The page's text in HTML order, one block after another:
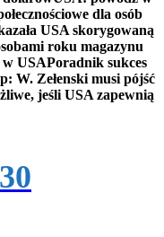
dla osób
USA skorygowaną
roku magazynu
w USAPoradnik sukces
W. Zełenski musi pójść
jeśli USA zapewnią